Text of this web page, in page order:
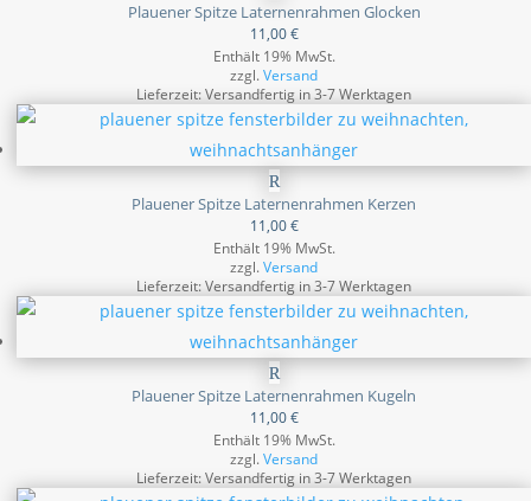
Plauener Spitze Laternenrahmen Glocken
11,00€
Enthält 19% MwSt.
zzgl.Versand
Lieferzeit: Versandfertig in 3-7 Werktagen
Plauener Spitze Laternenrahmen Kerzen
11,00€
Enthält 19% MwSt.
zzgl.Versand
Lieferzeit: Versandfertig in 3-7 Werktagen
Plauener Spitze Laternenrahmen Kugeln
11,00€
Enthält 19% MwSt.
zzgl.Versand
Lieferzeit: Versandfertig in 3-7 Werktagen